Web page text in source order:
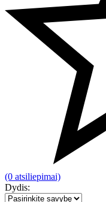
(0 atsiliepimai)
Dydis: